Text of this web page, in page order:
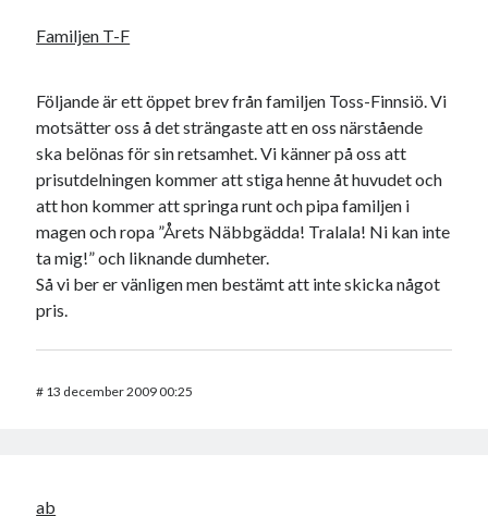
Familjen T-F
Följande är ett öppet brev från familjen Toss-Finnsiö. Vi
motsätter oss å det strängaste att en oss närstående
ska belönas för sin retsamhet. Vi känner på oss att
prisutdelningen kommer att stiga henne åt huvudet och
att hon kommer att springa runt och pipa familjen i
magen och ropa ”Årets Näbbgädda! Tralala! Ni kan inte
ta mig!” och liknande dumheter.
Så vi ber er vänligen men bestämt att inte skicka något
pris.
# 13 december 2009 00:25
ab